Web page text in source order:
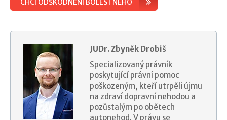
CHCI ODŠKODNĚNÍ BOLESTNÉHO
JUDr. Zbyněk Drobiš
Specializovaný právník
poskytující právní pomoc
poškozeným, kteří utrpěli újmu
na zdraví dopravní nehodou a
pozůstalým po obětech
autonehod. V právu se